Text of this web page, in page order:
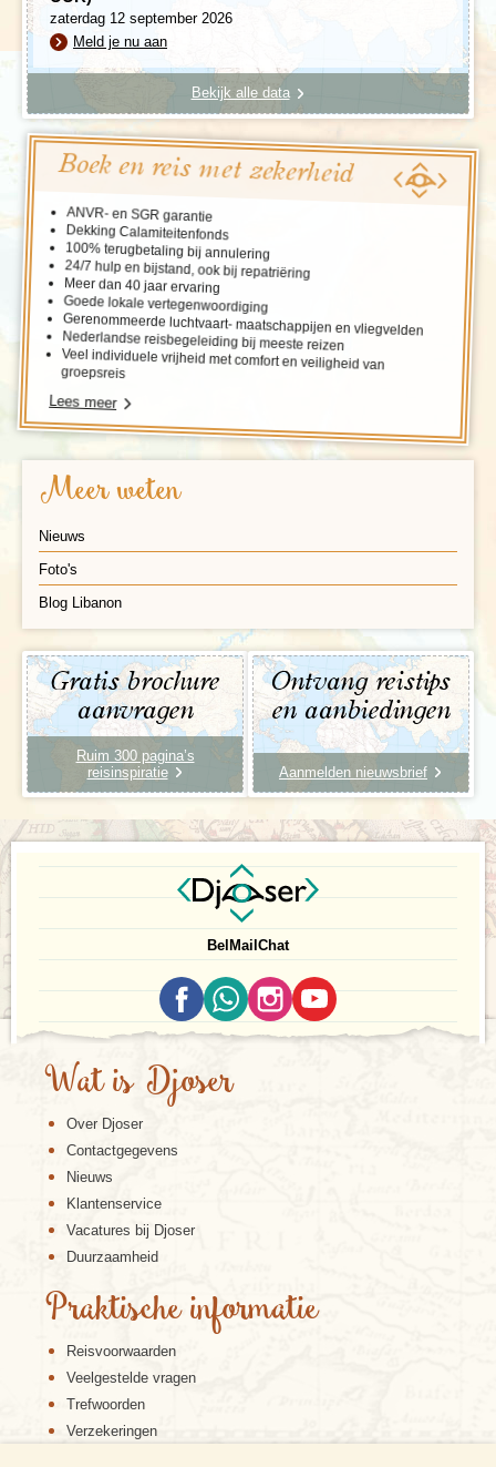
zaterdag 12 september 2026
Meld je nu aan
Bekijk alle data
Boek en reis met zekerheid
ANVR- en SGR garantie
Dekking Calamiteitenfonds
100% terugbetaling bij annulering
24/7 hulp en bijstand, ook bij repatriëring
Meer dan 40 jaar ervaring
Goede lokale vertegenwoordiging
Gerenommeerde luchtvaart- maatschappijen en vliegvelden
Nederlandse reisbegeleiding bij meeste reizen
Veel individuele vrijheid met comfort en veiligheid van
groepsreis
Lees meer
Meer weten
Nieuws
Foto's
Blog Libanon
Gratis brochure
aanvragen
Ruim 300 pagina’s
reisinspiratie
Ontvang reistips
en aanbiedingen
Aanmelden nieuwsbrief
Bel Mail Chat
Wat is Djoser
Over Djoser
Contactgegevens
Nieuws
Klantenservice
Vacatures bij Djoser
Duurzaamheid
Praktische informatie
Reisvoorwaarden
Veelgestelde vragen
Trefwoorden
Verzekeringen